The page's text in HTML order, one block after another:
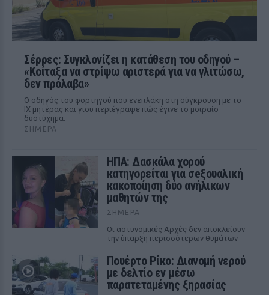
Σέρρες: Συγκλονίζει η κατάθεση του οδηγού –
«Κοίταξα να στρίψω αριστερά για να γλιτώσω,
δεν πρόλαβα»
Ο οδηγός του φορτηγού που ενεπλάκη στη σύγκρουση με το
ΙΧ μητέρας και γιου περιέγραψε πώς έγινε το μοιραίο
δυστύχημα.
ΣΉΜΕΡΑ
ΗΠΑ: Δασκάλα χορού
κατηγορείται για σeξουαλική
κακοποίηση δύο ανήλικων
μαθητών της
ΣΉΜΕΡΑ
Οι αστυνομικές Αρχές δεν αποκλείουν
την ύπαρξη περισσότερων θυμάτων
Πουέρτο Ρίκο: Διανομή νερού
με δελτίο εν μέσω
παρατεταμένης ξηρασίας